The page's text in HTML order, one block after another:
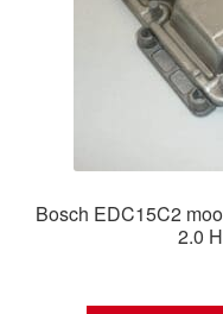
Bosch EDC15C2
2.0